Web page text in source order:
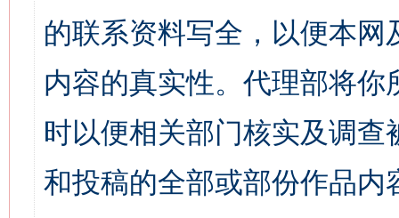
的联系资料写全，以便本
内容的真实性。代理部将
时以便相关部门核实及调
和投稿的全部或部份作品